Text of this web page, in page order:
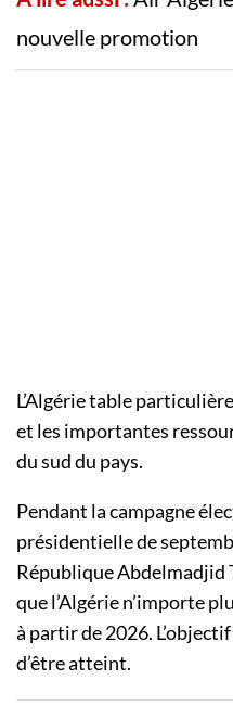
nouvelle promotion
L’Algérie table
et les importantes
du sud du pays.
Pendant la campagne
présidentielle de
République Abdelmadjid
que l’Algérie n’importe
à partir de 2026.
d’être atteint.